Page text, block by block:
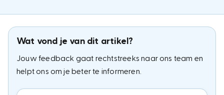
Wat vond je van dit artikel?
Jouw feedback gaat rechtstreeks naar ons team en
helpt ons om je beter te informeren.